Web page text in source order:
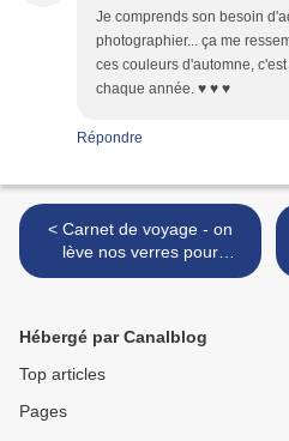
Je comprends son besoin
photographier... ça me
ces couleurs d'automne,
chaque année. ♥ ♥ ♥
Répondre
< Carnet de voyage - on
lève nos verres pour
Shannen !
Hébergé par Canalblog
Top articles
Pages